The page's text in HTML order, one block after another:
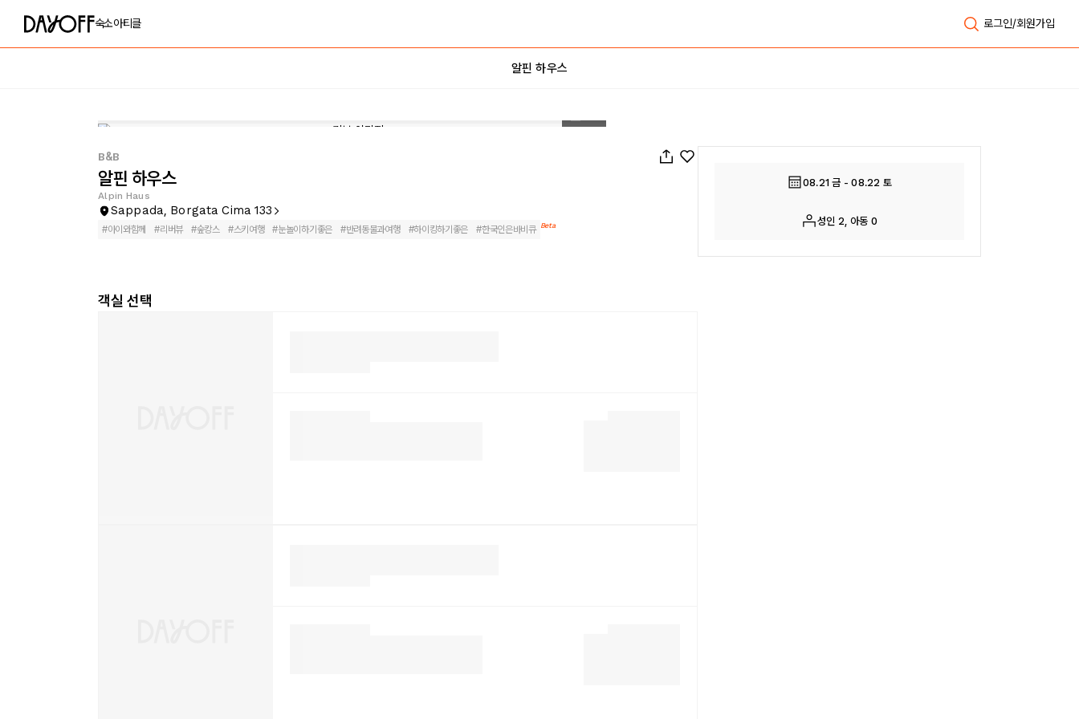
숙소아티클 로그인/회원가입
알핀 하우스
B&B
알핀 하우스
Alpin Haus
Sappada, Borgata Cima 133
#아이와함께 #리버뷰 #숲캉스 #스키여행 #눈놀이하기좋은 #반려동물과여행 #하이킹하기좋은 #한국인은바비큐 Beta
객실 선택
08.21 금 - 08.22 토
성인 2, 아동 0